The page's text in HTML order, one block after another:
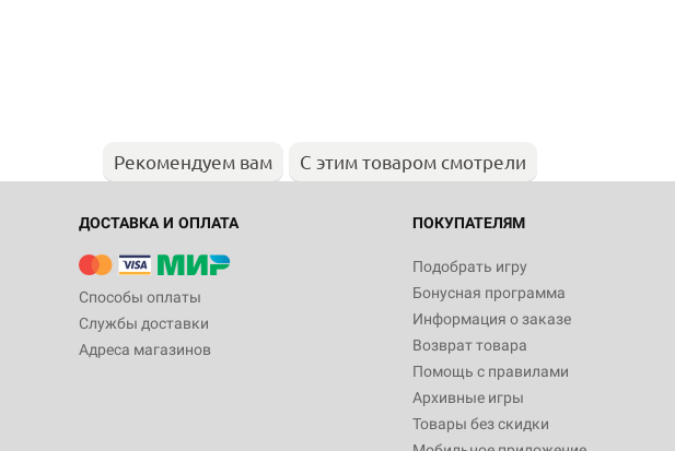
Рекомендуем вам С этим товаром смотрели
ДОСТАВКА И ОПЛАТА
Способы оплаты
Службы доставки
Адреса магазинов
ПОКУПАТЕЛЯМ
Подобрать игру
Бонусная программа
Информация о заказе
Возврат товара
Помощь с правилами
Архивные игры
Товары без скидки